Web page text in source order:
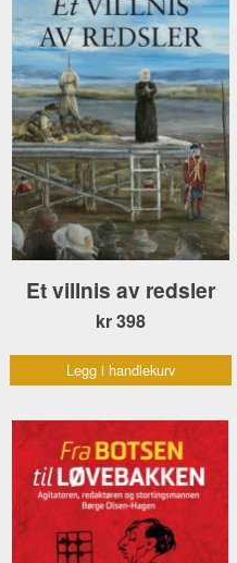
Et villnis av redsler
kr 398
Legg i handlekurv